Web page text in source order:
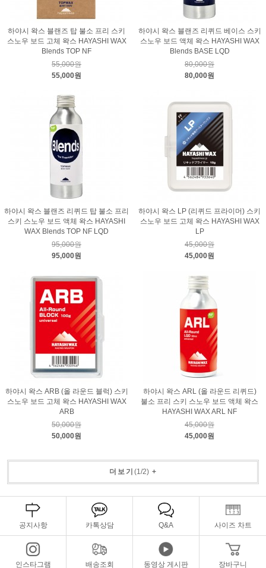
하야시 왁스 블랜즈 탑 불소 프리 스키
스노우 보드 고체 왁스 HAYASHI WAX
Blends TOP NF
55,000원
55,000원
하야시 왁스 블랜즈 리퀴드 베이스 스키
스노우 보드 액체 왁스 HAYASHI WAX
Blends BASE LQD
80,000원
80,000원
하야시 왁스 블랜즈 리퀴드 탑 불소 프리
스키 스노우 보드 액체 왁스 HAYASHI
WAX Blends TOP NF LQD
95,000원
95,000원
하야시 왁스 LP (리퀴드 프라이머) 스키
스노우 보드 고체 왁스 HAYASHI WAX
LP
45,000원
45,000원
하야시 왁스 ARB (올 라운드 블럭) 스키
스노우 보드 고체 왁스 HAYASHI WAX
ARB
50,000원
50,000원
하야시 왁스 ARL (올 라운드 리퀴드)
불소 프리 스키 스노우 보드 액체 왁스
HAYASHI WAX ARL NF
45,000원
45,000원
더보기 (1/2)+
공지사항 카톡상담 Q&A 사이즈 차트
인스타그램 배송조회 동영상 게시판 장바구니